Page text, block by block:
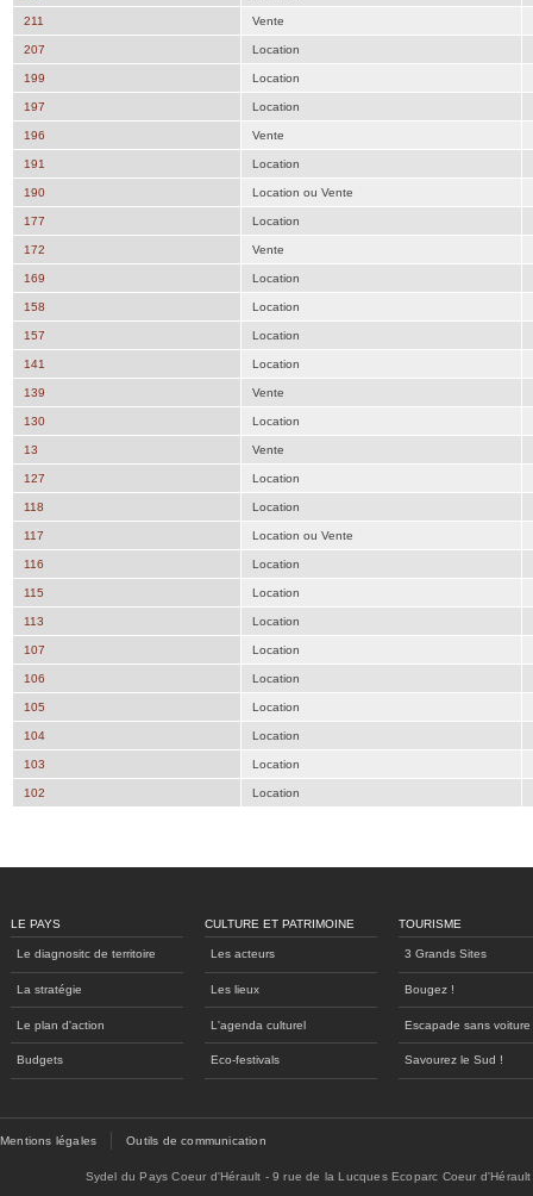
211 Vente
207 Location
199 Location
197 Location
196 Vente
191 Location
190 Location ou Vente
177 Location
172 Vente
169 Location
158 Location
157 Location
141 Location
139 Vente
130 Location
13 Vente
127 Location
118 Location
117 Location ou Vente
116 Location
115 Location
113 Location
107 Location
106 Location
105 Location
104 Location
103 Location
102 Location
LE PAYS
Le diagnositc de territoire
La stratégie
Le plan d'action
Budgets
CULTURE ET PATRIMOINE
Les acteurs
Les lieux
L'agenda culturel
Eco-festivals
TOURISME
3 Grands Sites
Bougez !
Escapade sans voiture
Savourez le Sud !
Mentions légales Outils de communication
Sydel du Pays Coeur d'Hérault - 9 rue de la Lucques Ecoparc Coeur